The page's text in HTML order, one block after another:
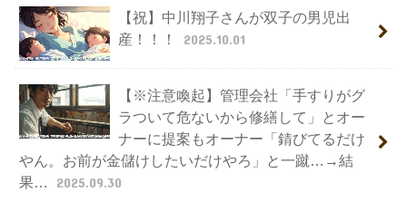
【祝】中川翔子さんが双子の男児出
産！！！
2025.10.01
【※注意喚起】管理会社「手すりがグ
ラついて危ないから修繕して」とオー
ナーに提案もオーナー「錆びてるだけ
やん。お前が金儲けしたいだけやろ」と一蹴…→結
果…
2025.09.30